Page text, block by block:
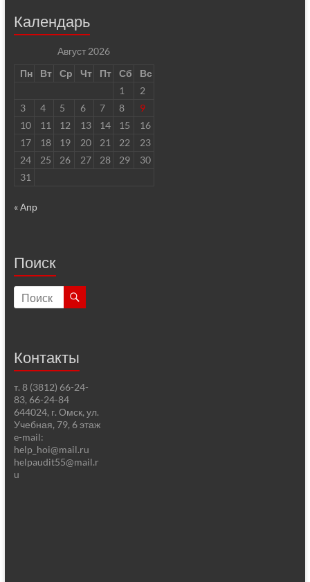
Календарь
Август 2026
Пн
Вт Ср Чт Пт Сб
Вс
1
2
3
4 5 6 7 8
9
10
11 12 13 14 15
16
17
18 19 20 21 22
23
24
25 26 27 28 29
30
31
« Апр
Поиск
Контакты
т. 8 (3812) 66-24-
83, 66-24-84
644024, г. Омск, ул.
Учебная, 79, 6 этаж
e-mail:
help_hoi@mail.ru
helpaudit55@mail.r
u